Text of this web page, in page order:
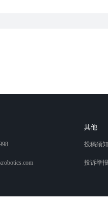
其他
投稿须知
投诉举报